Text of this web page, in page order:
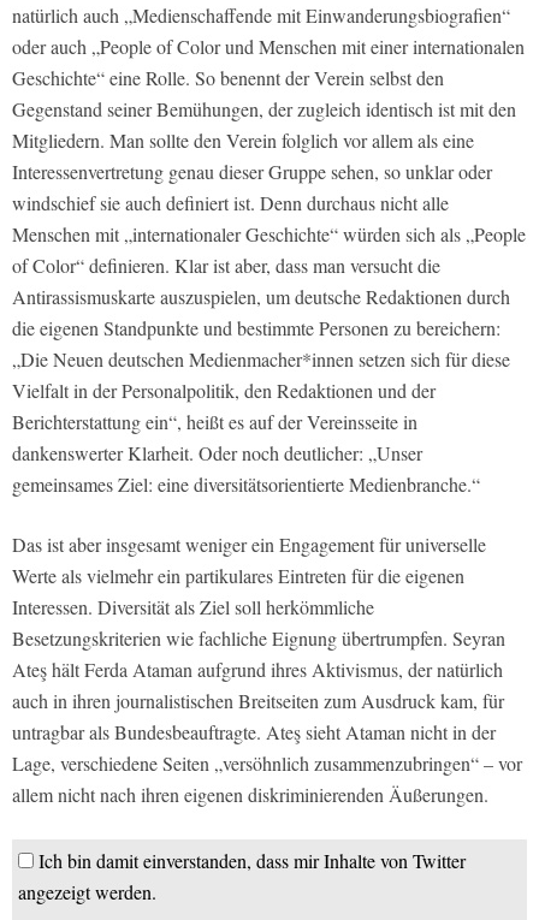
natürlich auch „Medienschaffende mit Einwanderungsbiografien“
oder auch „People of Color und Menschen mit einer internationalen
Geschichte“ eine Rolle. So benennt der Verein selbst den
Gegenstand seiner Bemühungen, der zugleich identisch ist mit den
Mitgliedern. Man sollte den Verein folglich vor allem als eine
Interessenvertretung genau dieser Gruppe sehen, so unklar oder
windschief sie auch definiert ist. Denn durchaus nicht alle
Menschen mit „internationaler Geschichte“ würden sich als „People
of Color“ definieren. Klar ist aber, dass man versucht die
Antirassismuskarte auszuspielen, um deutsche Redaktionen durch
die eigenen Standpunkte und bestimmte Personen zu bereichern:
„Die Neuen deutschen Medienmacher*innen setzen sich für diese
Vielfalt in der Personalpolitik, den Redaktionen und der
Berichterstattung ein“, heißt es auf der Vereinsseite in
dankenswerter Klarheit. Oder noch deutlicher: „Unser
gemeinsames Ziel: eine diversitätsorientierte Medienbranche.“
Das ist aber insgesamt weniger ein Engagement für universelle
Werte als vielmehr ein partikulares Eintreten für die eigenen
Interessen. Diversität als Ziel soll herkömmliche
Besetzungskriterien wie fachliche Eignung übertrumpfen. Seyran
Ateş hält Ferda Ataman aufgrund ihres Aktivismus, der natürlich
auch in ihren journalistischen Breitseiten zum Ausdruck kam, für
untragbar als Bundesbeauftragte. Ateş sieht Ataman nicht in der
Lage, verschiedene Seiten „versöhnlich zusammenzubringen“ – vor
allem nicht nach ihren eigenen diskriminierenden Äußerungen.
Ich bin damit einverstanden, dass mir Inhalte von Twitter
angezeigt werden.